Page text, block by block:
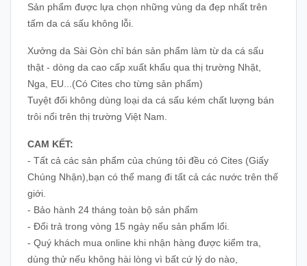
Sản phẩm được lựa chọn những vùng da đẹp nhất trên
tấm da cá sấu không lỗi.
Xưởng da Sài Gòn chỉ bán sản phẩm làm từ da cá sấu
thật - dòng da cao cấp xuất khẩu qua thị trường Nhật,
Nga, EU...(Có Cites cho từng sản phẩm)
Tuyệt đối không dùng loại da cá sấu kém chất lượng bán
trôi nổi trên thị trường Việt Nam.
CAM KẾT:
- Tất cả các sản phẩm của chúng tôi đều có Cites (Giấy
Chúng Nhận),bạn có thể mang đi tất cả các nước trên thế
giới.
- Bảo hành 24 tháng toàn bộ sản phẩm
- Đổi trả trong vòng 15 ngày nếu sản phẩm lổi.
- Quý khách mua online khi nhận hàng được kiểm tra,
dùng thử nếu không hài lòng vì bất cứ lý do nào,